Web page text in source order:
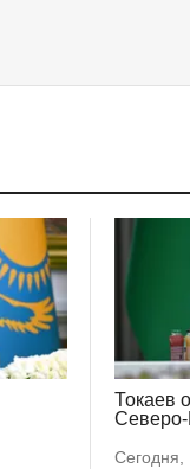
Токаев
Северо-
Сегодня,